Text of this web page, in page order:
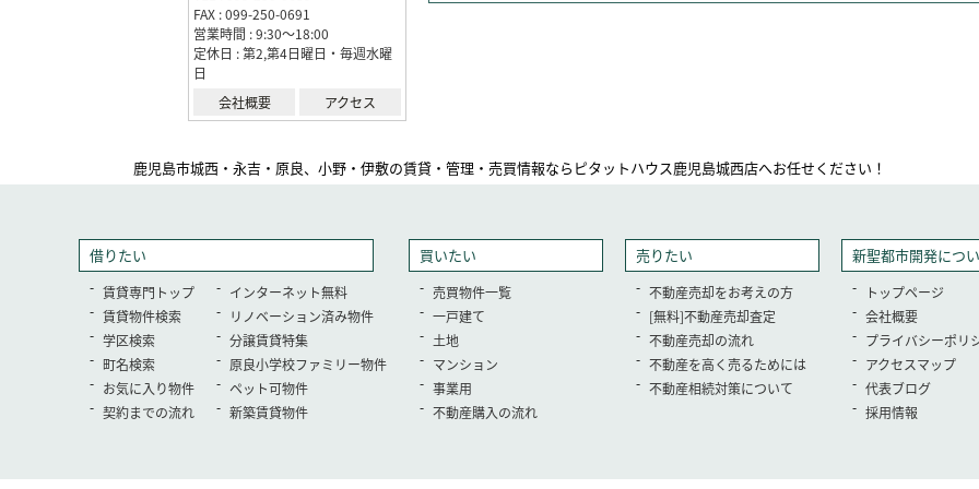
FAX : 099-250-0691
営業時間 : 9:30～18:00
定休日 : 第2,第4日曜日・毎週水曜
日
会社概要
アクセス
鹿児島市城西・永吉・原良、小野・伊敷の賃貸・管理・売買情報ならピタットハウス鹿児島城西店へお任せください！
借りたい
賃貸専門トップ
賃貸物件検索
学区検索
町名検索
お気に入り物件
契約までの流れ
インターネット無料
リノベーション済み物件
分譲賃貸特集
原良小学校ファミリー物件
ペット可物件
新築賃貸物件
買いたい
売買物件一覧
一戸建て
土地
マンション
事業用
不動産購入の流れ
売りたい
不動産売却をお考えの方
[無料]不動産売却査定
不動産売却の流れ
不動産を高く売るためには
不動産相続対策について
新聖都市開発につ
トップページ
会社概要
プライバシーポリ
アクセスマップ
代表ブログ
採用情報